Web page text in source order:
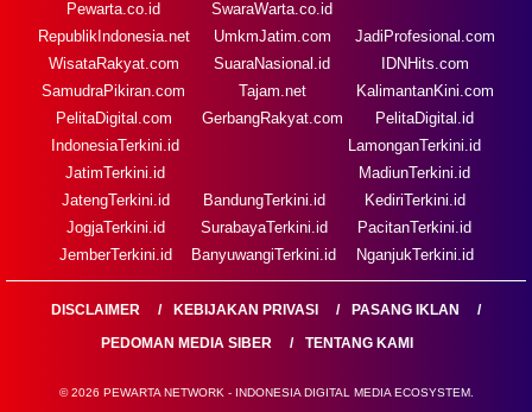
Pewarta.co.id
RepublikIndonesia.net
WisataRakyat.com
SamudraPikiran.com
PelitaDigital.com
SwaraWarta.co.id
UmkmJatim.com
SuaraNasional.id
Tajam.net
GerbangRakyat.com
JadiProfesional.com
IDNHits.com
KalimantanKini.com
PelitaDigital.id
IndonesiaTerkini.id
JatimTerkini.id
JatengTerkini.id
JogjaTerkini.id
JemberTerkini.id
BandungTerkini.id
SurabayaTerkini.id
BanyuwangiTerkini.id
LamonganTerkini.id
MadiunTerkini.id
KediriTerkini.id
PacitanTerkini.id
NganjukTerkini.id
DISCLAIMER KEBIJAKAN PRIVASI
PASANG IKLAN
PEDOMAN MEDIA SIBER
TENTANG KAMI
© 2026 PEWARTA NETWORK - INDONESIA DIGITAL MEDIA ECOSYSTEM.